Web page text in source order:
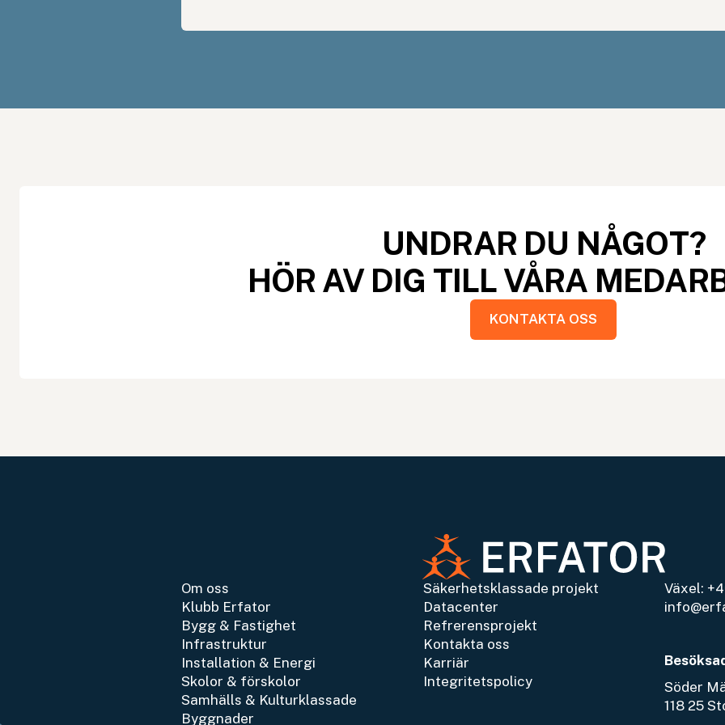
UNDRAR DU NÅGOT?
HÖR AV DIG TILL VÅRA
KONTAKTA OSS
KONTAKTA OSS
Om oss
Klubb Erfator
Bygg & Fastighet
Infrastruktur
Installation & Energi
Skolor & förskolor
Samhälls & Kulturklassade
Byggnader
Säkerhetsklassade projekt
Datacenter
Refrerensprojekt
Kontakta oss
Karriär
Integritetspolicy
Växel:
Söder
118 25